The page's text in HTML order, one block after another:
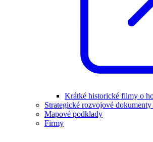
Krátké historické filmy o
Strategické rozvojové dokumenty
Mapové podklady
Firmy